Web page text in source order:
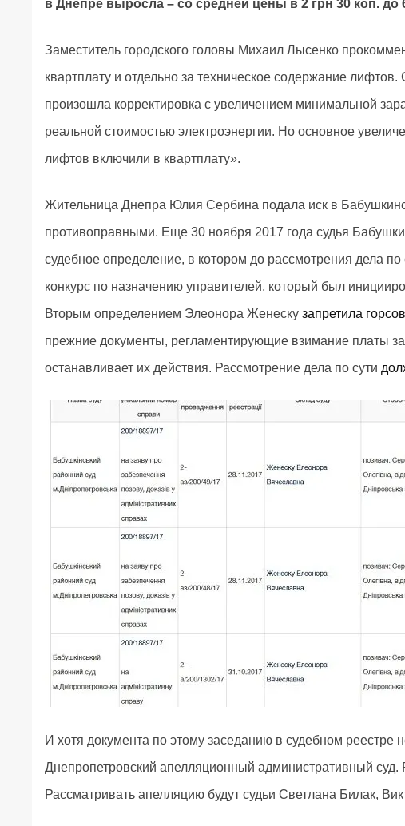
в Днепре выросла – со средней цены в 2 грн 30 коп. до
Заместитель городского головы Михаил Лысенко
квартплату и отдельно за техническое содержание
произошла корректировка с увеличением минимальной
реальной стоимостью электроэнергии. Но основное
лифтов включили в квартплату».
Жительница Днепра Юлия Сербина подала иск в
противоправными. Еще 30 ноября 2017 года судья
судебное определение, в котором до рассмотрения дела по
конкурс по назначению управителей, который был
Вторым определением Элеонора Женеску запретила
прежние документы, регламентирующие взимание платы
останавливает их действия. Рассмотрение дела по сути
И хотя документа по этому заседанию в судебном реестре
Днепропетровский апелляционный административный
Рассматривать апелляцию будут судьи Светлана Билак,